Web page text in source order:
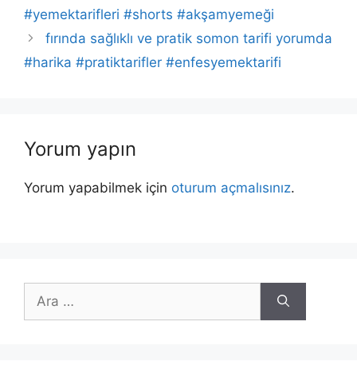
#yemektarifleri #shorts #akşamyemeği
fırında sağlıklı ve pratik somon tarifi yorumda
#harika #pratiktarifler #enfesyemektarifi
Yorum yapın
Yorum yapabilmek için oturum açmalısınız.
ara